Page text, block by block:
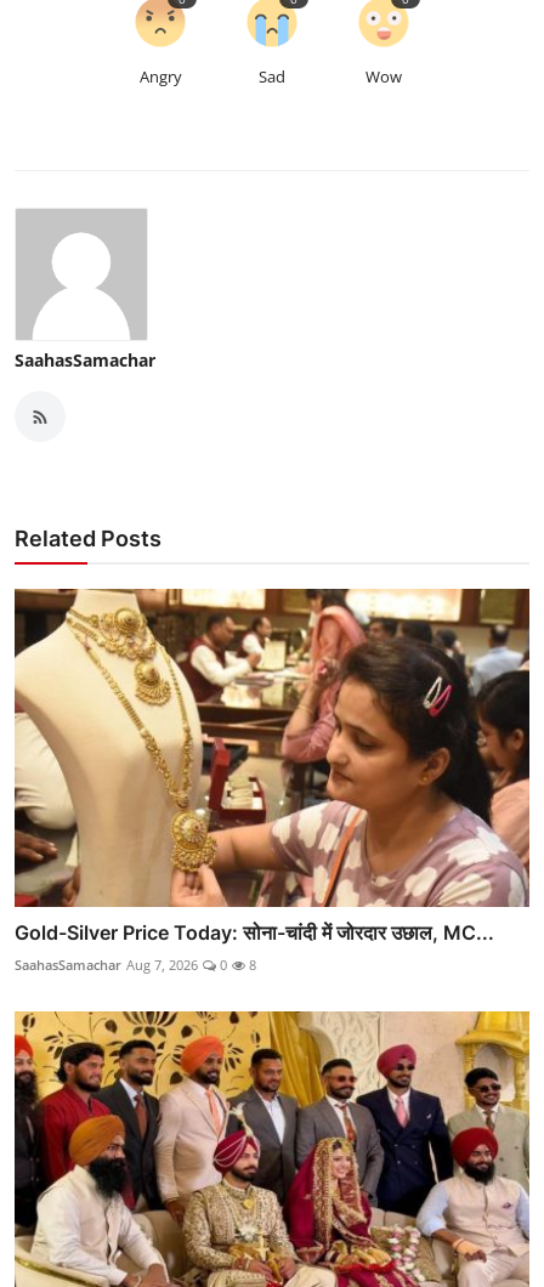
Angry Sad Wow
SaahasSamachar
Related Posts
Gold-Silver Price Today: सोना-चांदी में जोरदार उछाल, MC...
SaahasSamachar Aug 7, 2026 0 8